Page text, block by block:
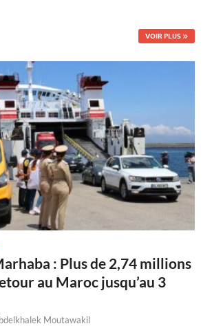
VOIR PLUS
: Plus de 2,74 millions
au Maroc jusqu’au 3
Moutawakil